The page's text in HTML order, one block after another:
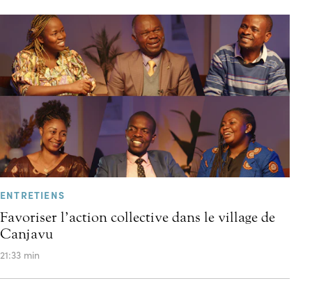
ENTRETIENS
Favoriser l’action collective dans le village de
Canjavu
21:33 min